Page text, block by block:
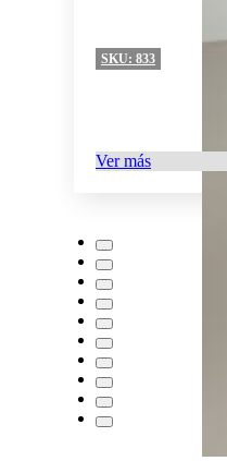
SKU: 833
Ver más